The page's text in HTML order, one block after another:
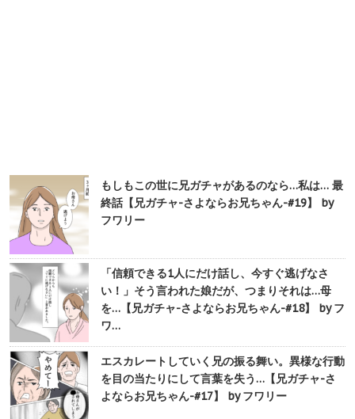
もしもこの世に兄ガチャがあるのなら…私は… 最
終話【兄ガチャ-さよならお兄ちゃん-#19】 by
フワリー
「信頼できる1人にだけ話し、今すぐ逃げなさ
い！」そう言われた娘だが、つまりそれは…母
を…【兄ガチャ-さよならお兄ちゃん-#18】 by フ
ワ…
エスカレートしていく兄の振る舞い。異様な行動
を目の当たりにして言葉を失う…【兄ガチャ-さ
よならお兄ちゃん-#17】 by フワリー